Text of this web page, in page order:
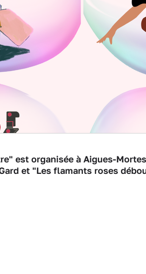
est organisée à Aigues-
et "Les flamants roses